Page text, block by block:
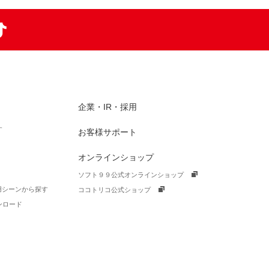
ーンから探す
ロード
企業・IR・採用
お客様サポート
オンラインショップ
ソフト９９公式オンラインショップ
ココトリコ公式ショップ